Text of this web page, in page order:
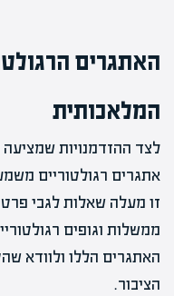
האתגרים
המלאכותית
לצד ההזדמנויות
אתגרים רגולטוריים
זו מעלה שאלות לגבי
ממשלות וגופים
האתגרים הללו ולוודא
הציבור.